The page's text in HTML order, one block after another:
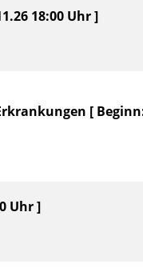
18:00 Uhr ]
[ Beginn:
Uhr ]